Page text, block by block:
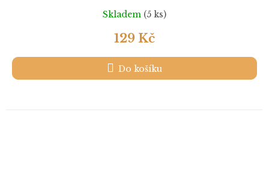
Skladem (5 ks)
129 Kč
Do košíku